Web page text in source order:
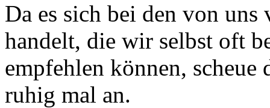
Da es sich bei den von
handelt, die wir selbst oft
empfehlen können,
ruhig mal an.